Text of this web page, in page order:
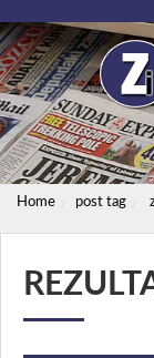
Home post tag